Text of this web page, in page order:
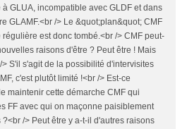
GLUA, incompatible avec GLDF et dans
GLAMF.<br /> Le &quot;plan&quot; CMF
est donc tombé.<br /> CMF peut-
raisons d'être ? Peut être ! Mais
> S'il s'agit de la possibilité d'intervisites
c'est plutôt limité !<br /> Est-ce
maintenir cette démarche CMF qui
FF avec qui on maçonne paisiblement
/> Peut être y a-t-il d'autres raisons